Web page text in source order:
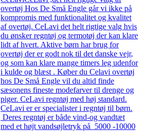
overtøj Hos De Små Engle går vi ikke på
kompromis med funktionalitet og kvalitet
af overtøj. CeLavi det helt rigtige valg hvis
du ønsker regntøj og termotøj der kan klare
lidt af hvert. Aktive børn har brug for
overtøj der er godt nok til det danske vejr,
og som kan klare mange timers leg udenfor
i kulde og blæst . Køber du Celavi overtøj
hos De Små Engle vil du altid finde
sæsonens fineste modefarver til drenge og
piger. CeLavi regntøj med høj standard.
CeLavi er er specialister i regntøj til børn.
Deres regntøj er både vind-og vandtæt
med et højt vandsøjletryk på 5000 -10000